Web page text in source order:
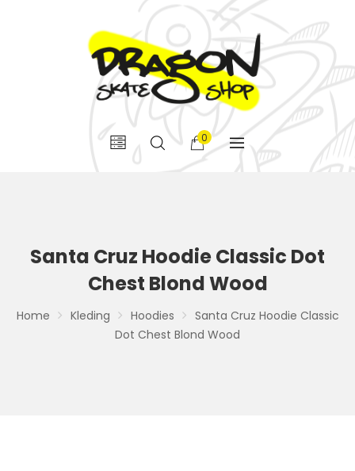
0
Santa Cruz Hoodie Classic Dot
Chest Blond Wood
Home Kleding Hoodies
Santa Cruz Hoodie Classic
Dot Chest Blond Wood